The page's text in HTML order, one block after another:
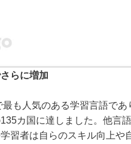
らに増加
も人気のある学習言語で
135カ国に達しました。他言
習者は自らのスキル向上